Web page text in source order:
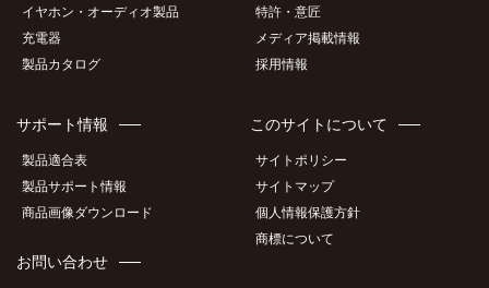
イヤホン・オーディオ製品
充電器
製品カタログ
特許・意匠
メディア掲載情報
採用情報
サポート情報
製品適合表
製品サポート情報
商品画像ダウンロード
お問い合わせ
このサイトについて
サイトポリシー
サイトマップ
個人情報保護方針
商標について